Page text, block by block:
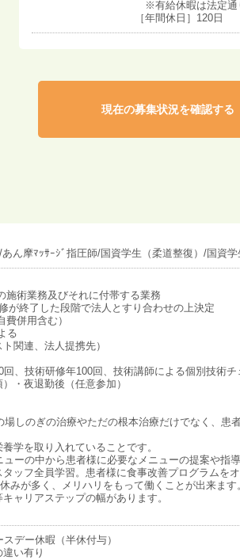
※有給休暇は法定通
［年間休日］120日
現在の募集状況を確認する
ん摩ﾏｯｻｰｼﾞ指圧師/国資学生（柔道整復）/国資学
施術業務及びそれに付帯する業務
が終了した段階で法人とすり合わせの上決定
併用含む）
る
関連、法人提携先）
、技術研修年100回、技術講師による個別技術チ
・夜退勤後（任意参加）
しのぎの治療やただの根本治療だけでなく、
学を取り入れていることです。
ーの中から患者様に必要なメニューの提案や指導
ッフ全員学習。患者様に食事改善プログラムを
みが多く、メリハリをもって働くことが出来ます
ャリアステップの幅があります。
デー休暇（半休付与）
い有り